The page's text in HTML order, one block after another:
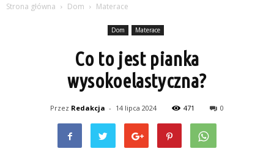
Strona główna Dom Materace
Dom Materace
Co to jest pianka
wysokoelastyczna?
Przez Redakcja - 14 lipca 2024 471 0